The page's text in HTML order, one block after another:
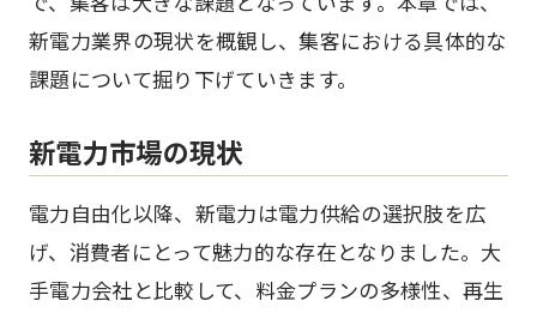
新電力業界の現状を概観し、集客における具体的な
課題について掘り下げていきます。
新電力市場の現状
電力自由化以降、新電力は電力供給の選択肢を広
げ、消費者にとって魅力的な存在となりました。大
手電力会社と比較して、料金プランの多様性、再生